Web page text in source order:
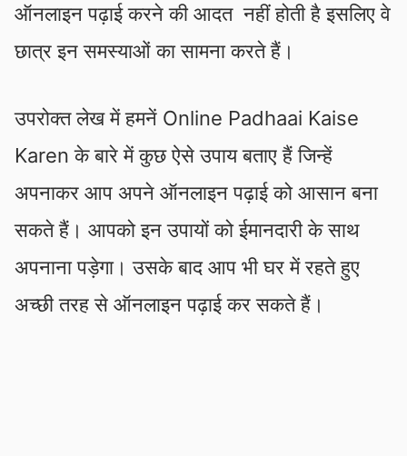
ऑनलाइन पढ़ाई करने की आदत नहीं होती है इसलिए वे
छात्र इन समस्याओं का सामना करते हैं।
उपरोक्त लेख में हमनें Online Padhaai Kaise
Karen के बारे में कुछ ऐसे उपाय बताए हैं जिन्हें
अपनाकर आप अपने ऑनलाइन पढ़ाई को आसान बना
सकते हैं। आपको इन उपायों को ईमानदारी के साथ
अपनाना पड़ेगा। उसके बाद आप भी घर में रहते हुए
अच्छी तरह से ऑनलाइन पढ़ाई कर सकते हैं।